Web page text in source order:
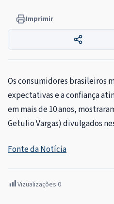
Imprimir
Os consumidores brasileiros
expectativas e a confiança
em mais de 10 anos,
Getulio Vargas) divulgados
Fonte da Notícia
Vizualizações:0